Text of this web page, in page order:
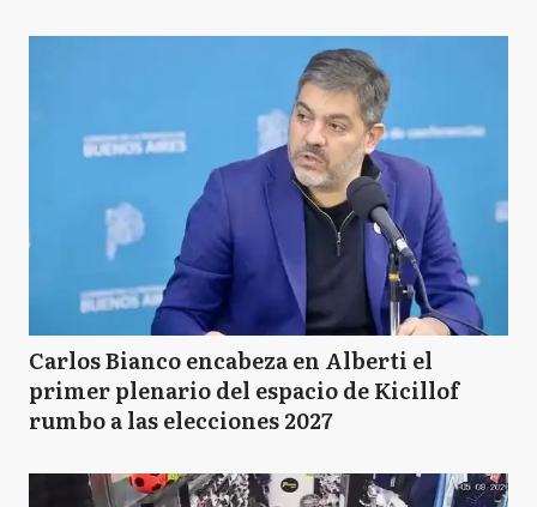
Carlos Bianco encabeza en Alberti el
primer plenario del espacio de Kicillof
rumbo a las elecciones 2027